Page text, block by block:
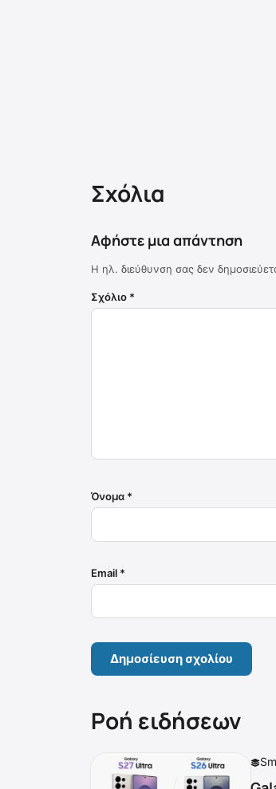
Σχόλια
Αφήστε μια απάντηση
Η ηλ. διεύθυνση σας δεν
Σχόλιο *
Όνομα *
Email *
Ροή ειδήσεων